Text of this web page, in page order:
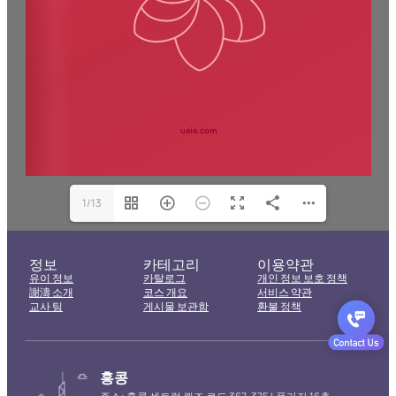
1/13
정보
유이 정보
謝濤 소개
교사 팀
카테고리
카탈로그
코스 개요
게시물 보관함
이용약관
개인 정보 보호 정책
서비스 약관
환불 정책
홍콩